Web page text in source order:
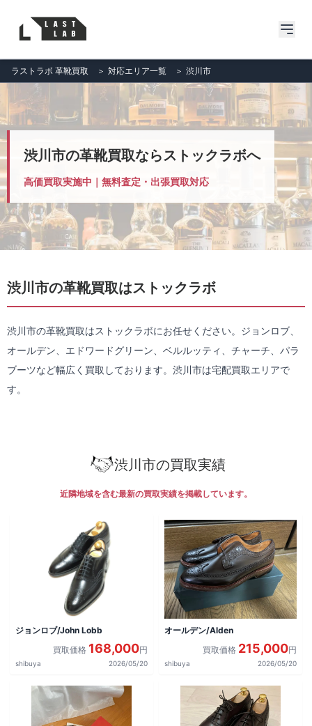
ラストラボ 革靴買取 ＞ 対応エリア一覧 ＞ 渋川市
渋川市の革靴買取ならストックラボへ
高価買取実施中｜無料査定・出張買取対応
渋川市の革靴買取はストックラボ
渋川市の革靴買取はストックラボにお任せください。ジョンロブ、
オールデン、エドワードグリーン、ベルルッティ、チャーチ、パラ
ブーツなど幅広く買取しております。渋川市は宅配買取エリアで
す。
渋川市の買取実績
近隣地域を含む最新の買取実績を掲載しています。
ジョンロブ/John Lobb
買取価格 168,000円
shibuya 2026/05/20
オールデン/Alden
買取価格 215,000円
shibuya 2026/05/20